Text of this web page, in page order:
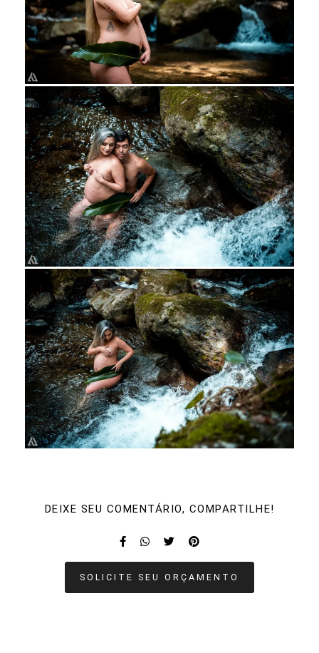
DEIXE SEU COMENTÁRIO, COMPARTILHE!
SOLICITE SEU ORÇAMENTO